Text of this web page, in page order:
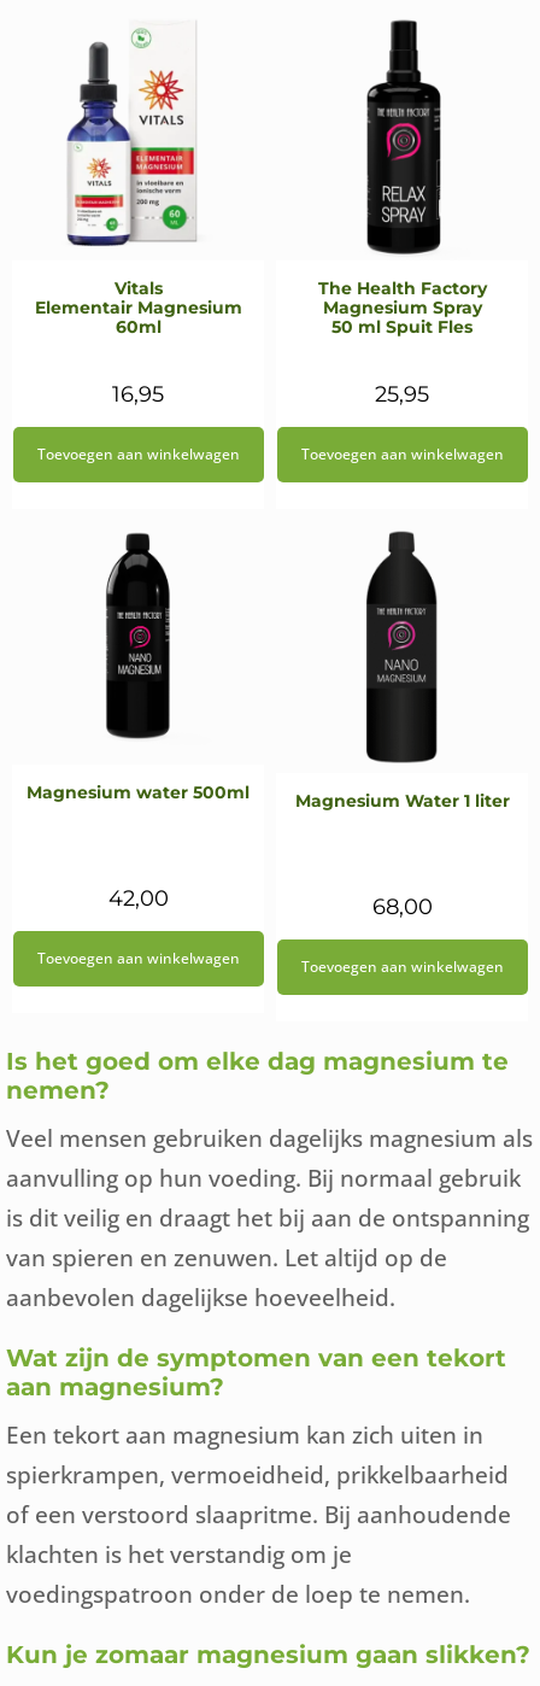
Vitals
Elementair Magnesium
60ml
16,95
Toevoegen aan winkelwagen
The Health Factory
Magnesium Spray
50 ml Spuit Fles
25,95
Toevoegen aan winkelwagen
Magnesium water 500ml
42,00
Toevoegen aan winkelwagen
Magnesium Water 1 liter
68,00
Toevoegen aan winkelwagen
Is het goed om elke dag magnesium te
nemen?
Veel mensen gebruiken dagelijks magnesium als
aanvulling op hun voeding. Bij normaal gebruik
is dit veilig en draagt het bij aan de ontspanning
van spieren en zenuwen. Let altijd op de
aanbevolen dagelijkse hoeveelheid.
Wat zijn de symptomen van een tekort
aan magnesium?
Een tekort aan magnesium kan zich uiten in
spierkrampen, vermoeidheid, prikkelbaarheid
of een verstoord slaapritme. Bij aanhoudende
klachten is het verstandig om je
voedingspatroon onder de loep te nemen.
Kun je zomaar magnesium gaan slikken?